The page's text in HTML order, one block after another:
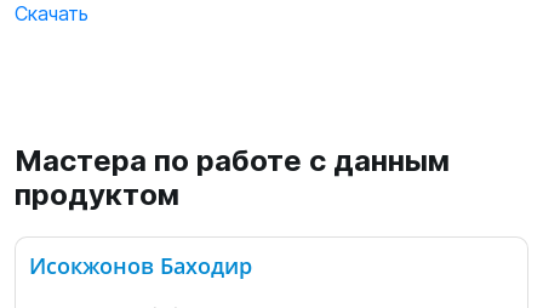
Скачать
Мастера по работе с данным
продуктом
Исокжонов Баходир